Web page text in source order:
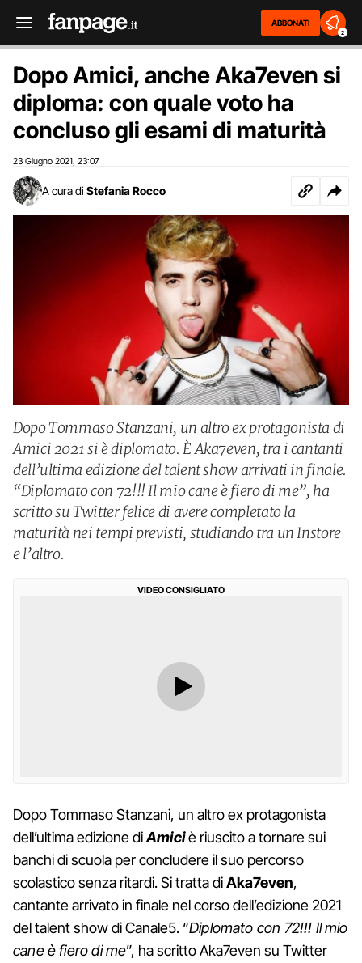
ABBONATI
2
Dopo Amici, anche Aka7even si
diploma: con quale voto ha
concluso gli esami di maturità
23 Giugno 2021 23:07
A cura di Stefania Rocco
Dopo Tommaso Stanzani, un altro ex protagonista di
Amici 2021 si è diplomato. È Aka7even, tra i cantanti
dell’ultima edizione del talent show arrivati in finale.
“Diplomato con 72!!! Il mio cane è fiero di me”, ha
scritto su Twitter felice di avere completato la
maturità nei tempi previsti, studiando tra un Instore
e l’altro.
VIDEO CONSIGLIATO
Dopo Tommaso Stanzani, un altro ex protagonista
dell’ultima edizione diAmiciè riuscito a tornare sui
banchi di scuola per concludere il suo percorso
scolastico senza ritardi. Si tratta diAka7even,
cantante arrivato in finale nel corso dell’edizione 2021
del talent show di Canale5. “Diplomato con 72!!! Il mio
cane è fiero di me”, ha scritto Aka7even su Twitter